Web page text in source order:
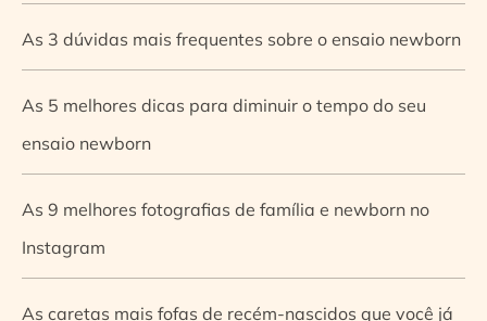
As 3 dúvidas mais frequentes sobre o ensaio newborn
As 5 melhores dicas para diminuir o tempo do seu
ensaio newborn
As 9 melhores fotografias de família e newborn no
Instagram
As caretas mais fofas de recém-nascidos que você já